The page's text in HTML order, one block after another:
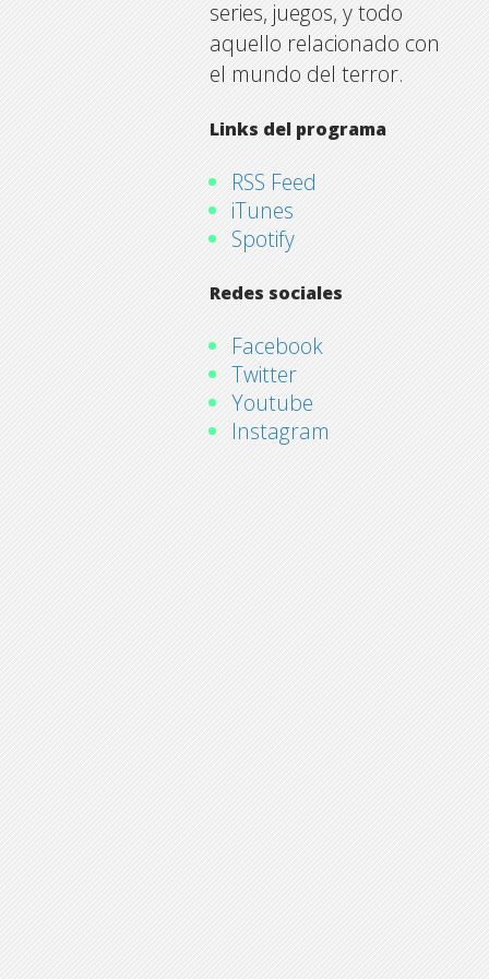
series, juegos, y todo
aquello relacionado con
el mundo del terror.
Links del programa
RSS Feed
iTunes
Spotify
Redes sociales
Facebook
Twitter
Youtube
Instagram